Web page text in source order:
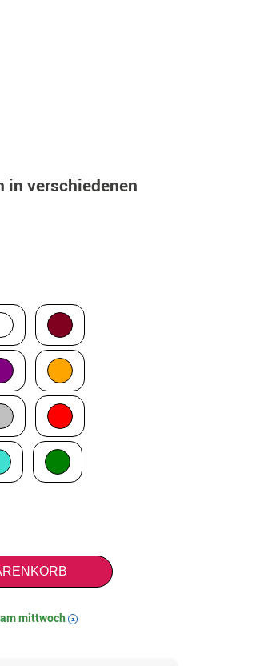
in verschiedenen
mittwoch i